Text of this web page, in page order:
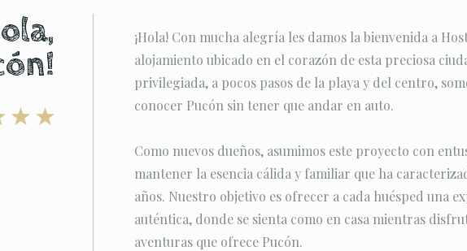
¡Hola! Con mucha alegría les damos la bienvenida a
alojamiento ubicado en el corazón de esta preciosa
privilegiada, a pocos pasos de la playa y del centro,
conocer Pucón sin tener que andar en auto.
Como nuevos dueños, asumimos este proyecto con
mantener la esencia cálida y familiar que ha
años. Nuestro objetivo es ofrecer a cada huésped una
auténtica, donde se sienta como en casa mientras
aventuras que ofrece Pucón.